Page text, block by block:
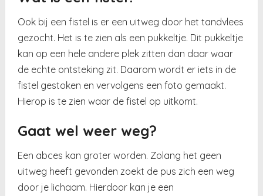
Ook bij een fistel is er een uitweg door het tandvlees
gezocht. Het is te zien als een pukkeltje. Dit pukkeltje
kan op een hele andere plek zitten dan daar waar
de echte ontsteking zit. Daarom wordt er iets in de
fistel gestoken en vervolgens een foto gemaakt.
Hierop is te zien waar de fistel op uitkomt.
Gaat wel weer weg?
Een abces kan groter worden. Zolang het geen
uitweg heeft gevonden zoekt de pus zich een weg
door je lichaam. Hierdoor kan je een